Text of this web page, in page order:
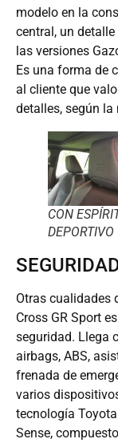
modelo en la
central, un
las versiones
Es una forma de
al cliente que
detalles, según la
CON
DEPORTIVO
Otras cualidades
Cross GR Sport
seguridad. Llega
airbags, ABS,
frenada de
varios
tecnología
Sense,